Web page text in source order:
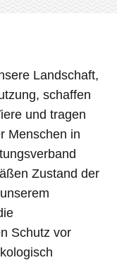
Landschaft,
schaffen
und tragen
Menschen in
Zustand der
Schutz vor